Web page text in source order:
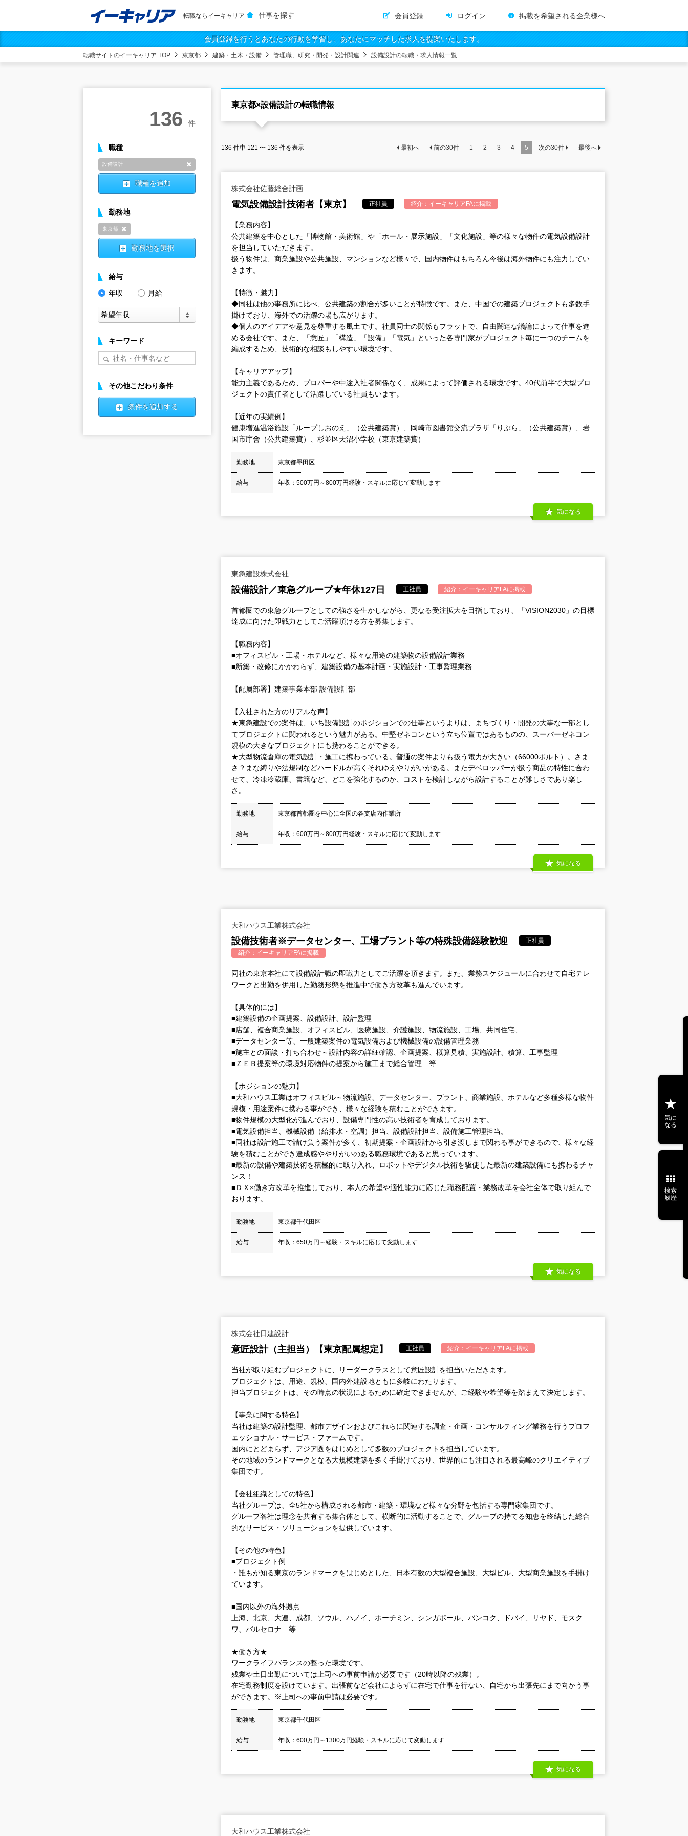
転職ならイーキャリア 仕事を探す 会員登録 ログイン 掲載を希望される企業様へ
会員登録を行うとあなたの行動を学習し、あなたにマッチした求人を提案いたします。
転職サイトのイーキャリア TOP 東京都 建築・土木・設備 管理職、研究・開発・設計関連 設備設計の転職・求人情報一覧
東京都×設備設計の転職情報
136 件中 121 〜 136 件を表示 最初へ 前の30件 1 2 3 4 5 次の30件 最後へ
株式会社佐藤総合計画
電気設備設計技術者【東京】 正社員 紹介： イーキャリアFAに掲載
【業務内容】
公共建築を中心とした「博物館・美術館」や「ホール・展示施設」「文化施設」等の様々な物件の電気設備設計
を担当していただきます。
扱う物件は、商業施設や公共施設、マンションなど様々で、国内物件はもちろん今後は海外物件にも注力してい
きます。
【特徴・魅力】
◆同社は他の事務所に比べ、公共建築の割合が多いことが特徴です。また、中国での建築プロジェクトも多数手
掛けており、海外での活躍の場も広がります。
◆個人のアイデアや意見を尊重する風土です。社員同士の関係もフラットで、自由闊達な議論によって仕事を進
める会社です。また、「意匠」「構造」「設備」「電気」といった各専門家がプロジェクト毎に一つのチームを
編成するため、技術的な相談もしやすい環境です。
【キャリアアップ】
能力主義であるため、プロパーや中途入社者関係なく、成果によって評価される環境です。40代前半で大型プロ
ジェクトの責任者として活躍している社員もいます。
【近年の実績例】
健康増進温浴施設「ループしおのえ」（公共建築賞）、岡崎市図書館交流プラザ「りぶら」（公共建築賞）、岩
国市庁舎（公共建築賞）、杉並区天沼小学校（東京建築賞）
勤務地 東京都墨田区
給与 年収：500万円～800万円経験・スキルに応じて変動します
気になる
東急建設株式会社
設備設計／東急グループ★年休127日 正社員 紹介： イーキャリアFAに掲載
首都圏での東急グループとしての強さを生かしながら、更なる受注拡大を目指しており、「VISION2030」の目標
達成に向けた即戦力としてご活躍頂ける方を募集します。
【職務内容】
■オフィスビル・工場・ホテルなど、様々な用途の建築物の設備設計業務
■新築・改修にかかわらず、建築設備の基本計画・実施設計・工事監理業務
【配属部署】建築事業本部 設備設計部
【入社された方のリアルな声】
★東急建設での案件は、いち設備設計のポジションでの仕事というよりは、まちづくり・開発の大事な一部とし
てプロジェクトに関われるという魅力がある。中堅ゼネコンという立ち位置ではあるものの、スーパーゼネコン
規模の大きなプロジェクトにも携わることができる。
★大型物流倉庫の電気設計・施工に携わっている。普通の案件よりも扱う電力が大きい（66000ボルト）。さま
さ？まな縛りや法規制などハードルが高くそれゆえやりがいがある。またデベロッパーが扱う商品の特性に合わ
せて、冷凍冷蔵庫、書籍など、どこを強化するのか、コストを検討しながら設計することが難しさであり楽し
さ。
勤務地 東京都首都圏を中心に全国の各支店内作業所
給与 年収：600万円～800万円経験・スキルに応じて変動します
気になる
大和ハウス工業株式会社
設備技術者※データセンター、工場プラント等の特殊設備経験歓迎
正社員
紹介： イーキャリアFAに掲載
同社の東京本社にて設備設計職の即戦力としてご活躍を頂きます。また、業務スケジュールに合わせて自宅テレ
ワークと出勤を併用した勤務形態を推進中で働き方改革も進んでいます。
【具体的には】
■建築設備の企画提案、設備設計、設計監理
■店舗、複合商業施設、オフィスビル、医療施設、介護施設、物流施設、工場、共同住宅、
■データセンター等、一般建築案件の電気設備および機械設備の設備管理業務
■施主との面談・打ち合わせ～設計内容の詳細確認、企画提案、概算見積、実施設計、積算、工事監理
■ＺＥＢ提案等の環境対応物件の提案から施工まで総合管理 等
【ポジションの魅力】
■大和ハウス工業はオフィスビル～物流施設、データセンター、プラント、商業施設、ホテルなど多種多様な物件
規模・用途案件に携わる事ができ、様々な経験を積むことができます。
■物件規模の大型化が進んでおり、設備専門性の高い技術者を育成しております。
■電気設備担当、機械設備（給排水・空調）担当、設備設計担当、設備施工管理担当。
■同社は設計施工で請け負う案件が多く、初期提案・企画設計から引き渡しまで関わる事ができるので、様々な経
験を積むことができ達成感ややりがいのある職務環境であると思っています。
■最新の設備や建築技術を積極的に取り入れ、ロボットやデジタル技術を駆使した最新の建築設備にも携わるチャ
ンス！
■ＤＸ×働き方改革を推進しており、本人の希望や適性能力に応じた職務配置・業務改革を会社全体で取り組んで
おります。
勤務地 東京都千代田区
給与 年収：650万円～経験・スキルに応じて変動します
気になる
株式会社日建設計
意匠設計（主担当）【東京配属想定】 正社員 紹介： イーキャリアFAに掲載
当社が取り組むプロジェクトに、リーダークラスとして意匠設計を担当いただきます。
プロジェクトは、用途、規模、国内外建設地ともに多岐にわたります。
担当プロジェクトは、その時点の状況によるために確定できませんが、ご経験や希望等を踏まえて決定します。
【事業に関する特色】
当社は建築の設計監理、都市デザインおよびこれらに関連する調査・企画・コンサルティング業務を行うプロフ
ェッショナル・サービス・ファームです。
国内にとどまらず、アジア圏をはじめとして多数のプロジェクトを担当しています。
その地域のランドマークとなる大規模建築を多く手掛けており、世界的にも注目される最高峰のクリエイティブ
集団です。
【会社組織としての特色】
当社グループは、全5社から構成される都市・建築・環境など様々な分野を包括する専門家集団です。
グループ各社は理念を共有する集合体として、横断的に活動することで、グループの持てる知恵を終結した総合
的なサービス・ソリューションを提供しています。
【その他の特色】
■プロジェクト例
・誰もが知る東京のランドマークをはじめとした、日本有数の大型複合施設、大型ビル、大型商業施設を手掛け
ています。
■国内以外の海外拠点
上海、北京、大連、成都、ソウル、ハノイ、ホーチミン、シンガポール、バンコク、ドバイ、リヤド、モスク
ワ、バルセロナ 等
★働き方★
ワークライフバランスの整った環境です。
残業や土日出勤については上司への事前申請が必要です（20時以降の残業）。
在宅勤務制度を設けています。出張前など会社によらずに在宅で仕事を行ない、自宅から出張先にまで向かう事
ができます。※上司への事前申請は必要です。
勤務地 東京都千代田区
給与 年収：600万円～1300万円経験・スキルに応じて変動します
気になる
大和ハウス工業株式会社
136 件
職種
設備設計
職種を追加
勤務地
東京都
勤務地を選択
給与
年収
月給
キーワード
その他こだわり条件
条件を追加する
気に
なる
検索
履歴